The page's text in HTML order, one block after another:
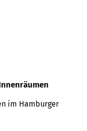
im Hamburger